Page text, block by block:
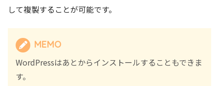
して複製することが可能です。
MEMO
WordPressはあとからインストールすることもできま
す。